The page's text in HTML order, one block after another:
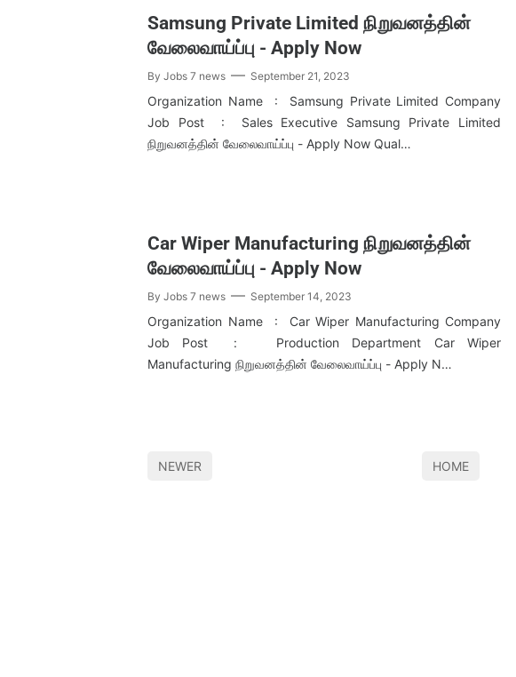
Samsung Private Limited நிறுவனத்தின்
வேலைவாய்ப்பு - Apply Now
By Jobs 7 news September 21, 2023
Organization Name : Samsung Private Limited Company
Job Post : Sales Executive Samsung Private Limited
நிறுவனத்தின் வேலைவாய்ப்பு - Apply Now Qual…
Car Wiper Manufacturing நிறுவனத்தின்
வேலைவாய்ப்பு - Apply Now
By Jobs 7 news September 14, 2023
Organization Name : Car Wiper Manufacturing Company
Job Post : Production Department Car Wiper
Manufacturing நிறுவனத்தின் வேலைவாய்ப்பு - Apply N…
NEWER HOME